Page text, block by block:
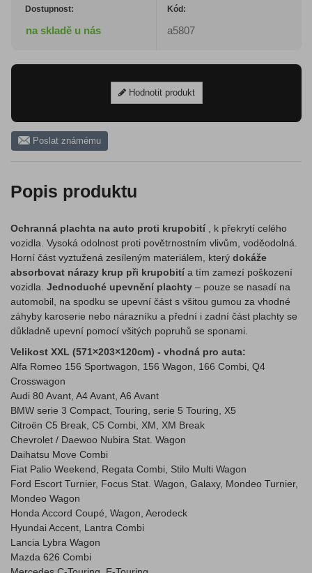
Dostupnost:
na skladě u nás
Kód:
a5807
Hodnotit produkt
Poslat známému
Popis produktu
Ochranná plachta na auto proti krupobití , k překrytí celého
vozidla. Vysoká odolnost proti povětrnostním vlivům, voděodolná.
Horní část vyztužená zesíleným materiálem, který dokáže
absorbovat nárazy krup při krupobití a tím zamezí poškození
vozidla. Jednoduché upevnění plachty – pouze se nasadí na
automobil, na spodku se upevní část s všitou gumou za vhodné
záhyby karoserie nebo nárazníku a přední i zadní část plachty se
důkladně upevní pomocí všitých popruhů se sponami.
Velikost XXL (571×203×120cm) - vhodná pro auta:
Alfa Romeo 156 Sportwagon, 156 Wagon, 166 Combi, Q4
Crosswagon
Audi 80 Avant, A4 Avant, A6 Avant
BMW serie 3 Compact, Touring, serie 5 Touring, X5
Citroën C5 Break, C5 Combi, XM, XM Break
Chevrolet / Daewoo Nubira Stat. Wagon
Daihatsu Move Combi
Fiat Palio Weekend, Regata Combi, Stilo Multi Wagon
Ford Escort Turnier, Focus Stat. Wagon, Galaxy, Mondeo Turnier,
Mondeo Wagon
Honda Accord Coupé, Wagon, Aerodeck
Hyundai Accent, Lantra Combi
Lancia Lybra Wagon
Mazda 626 Combi